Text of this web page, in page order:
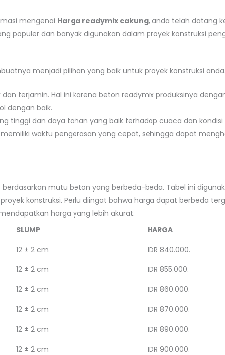
mengenai Harga readymix cakung, anda telah datang
populer dan banyak digunakan dalam proyek konstruksi
menjadi pilihan yang baik untuk proyek konstruksi anda.
terjamin. Hal ini karena beton readymix produksinya
dengan baik.
tinggi dan daya tahan yang baik terhadap cuaca dan kondisi
waktu pengerasan yang cepat, sehingga dapat
mutu beton yang berbeda-beda. Tabel ini
konstruksi. Perlu diingat bahwa harga dapat berbeda
harga yang lebih akurat.
SLUMP
HARGA
12 ± 2 cm
IDR 840.000.
12 ± 2 cm
IDR 855.000.
12 ± 2 cm
IDR 860.000.
12 ± 2 cm
IDR 870.000.
12 ± 2 cm
IDR 890.000.
12 ± 2 cm
IDR 900.000.